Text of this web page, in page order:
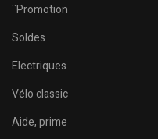
¨Promotion
Soldes
Electriques
Vélo classic
Aide, prime